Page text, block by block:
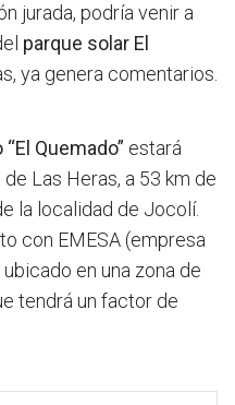
jurada, podría venir a
parque solar El
ya genera comentarios.
Quemado” estará
Las Heras, a 53 km de
la localidad de Jocolí.
con EMESA (empresa
en una zona de
tendrá un factor de